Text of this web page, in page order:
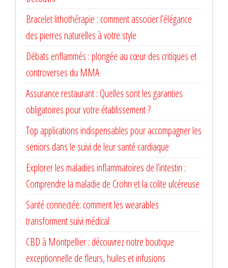
Bracelet lithothérapie : comment associer l’élégance
des pierres naturelles à votre style
Débats enflammés : plongée au cœur des critiques et
controverses du MMA
Assurance restaurant : Quelles sont les garanties
obligatoires pour votre établissement ?
Top applications indispensables pour accompagner les
seniors dans le suivi de leur santé cardiaque
Explorer les maladies inflammatoires de l’intestin :
Comprendre la maladie de Crohn et la colite ulcéreuse
Santé connectée: comment les wearables
transforment suivi médical
CBD à Montpellier : découvrez notre boutique
exceptionnelle de fleurs, huiles et infusions